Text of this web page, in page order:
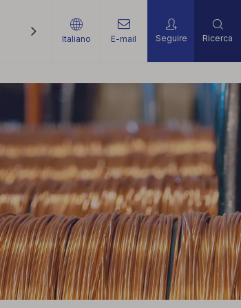
Notizia Contattaci
Italiano E-mail Seguire Ricerca